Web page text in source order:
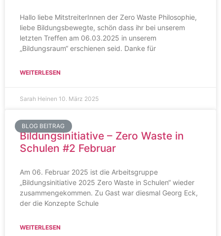
Hallo liebe MitstreiterInnen der Zero Waste Philosophie,
liebe Bildungsbewegte, schön dass ihr bei unserem
letzten Treffen am 06.03.2025 in unserem
„Bildungsraum“ erschienen seid. Danke für
WEITERLESEN
Sarah Heinen 10. März 2025
BLOG BEITRAG
Bildungsinitiative – Zero Waste in
Schulen #2 Februar
Am 06. Februar 2025 ist die Arbeitsgruppe
„Bildungsinitiative 2025 Zero Waste in Schulen“ wieder
zusammengekommen. Zu Gast war diesmal Georg Eck,
der die Konzepte Schule
WEITERLESEN